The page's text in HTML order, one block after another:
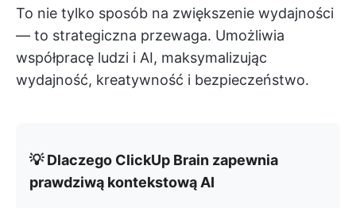
To nie tylko sposób na zwiększenie wydajności
— to strategiczna przewaga. Umożliwia
współpracę ludzi i AI, maksymalizując
wydajność, kreatywność i bezpieczeństwo.
💡 Dlaczego ClickUp Brain zapewnia
prawdziwą kontekstową AI